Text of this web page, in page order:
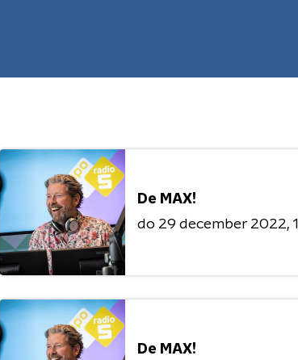
De MAX!
do 29 december 2022
De MAX!